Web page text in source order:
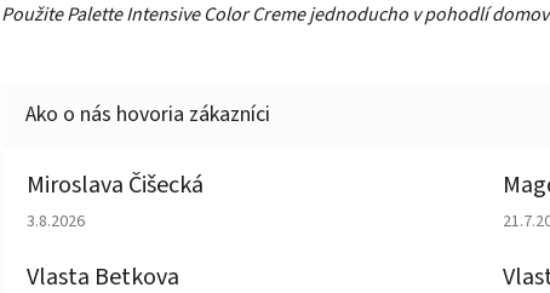
Použite Palette Intensive Color Creme jednoducho v pohodlí
Miroslava Čišecká
Hodnotenie obchodu je 1 z 5 hviezdičiek.
3.8.2026
Vlasta Betkova